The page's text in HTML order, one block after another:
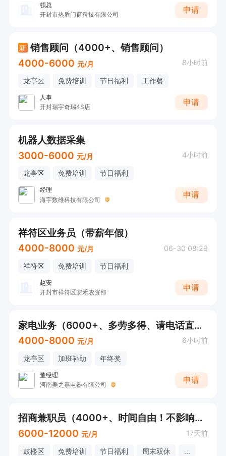
顿总
开封市热盾门窗科技有限公司
申请
新 销售顾问（4000+、销售顾问）
4000-6000 元/月 8小时前
龙亭区 免费培训 节日福利 工作餐
人事
开封瑞宇奇瑞4S店
申请
机器人数据采集
3000-6000 元/月 4小时前
龙亭区 免费培训 节日福利
经理
海宇数维科技有限公司
申请
祥符区业务员（带薪年假）
4000-8000 元/月 06-30 08:29
祥符区 免费培训 节日福利
赵安
开封市祥符区安禾农资部
申请
家电业务（6000+、多劳多得、请电话直接联系）
4000-8000 元/月 6小时前
龙亭区 加班补助 年终奖
董经理
河南美之嘉电器有限公司
申请
招商兼职员（4000+、时间自由！不影响接孩子！可兼职可全职）
6000-12000 元/月 17天前
鼓楼区 免费培训 节日福利 周末双休 ...